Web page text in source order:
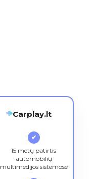
Carplay.lt
✔
15 metų patirtis
automobilių
multimedijos sistemose